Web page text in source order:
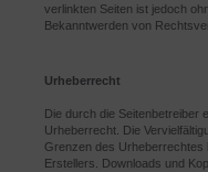
verlinkten Seiten ist jedoch
Bekanntwerden von
Urheberrecht
Die durch die Seitenbetreiber
Urheberrecht. Die
Grenzen des Urheberrechtes
Erstellers. Downloads und